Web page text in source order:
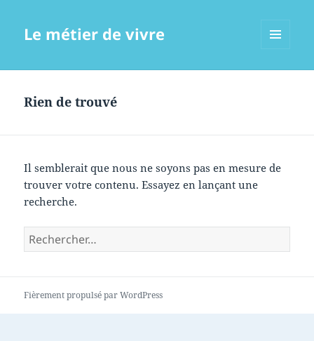
Le métier de vivre
Rien de trouvé
Il semblerait que nous ne soyons pas en mesure de
trouver votre contenu. Essayez en lançant une
recherche.
Rechercher :
Fièrement propulsé par WordPress